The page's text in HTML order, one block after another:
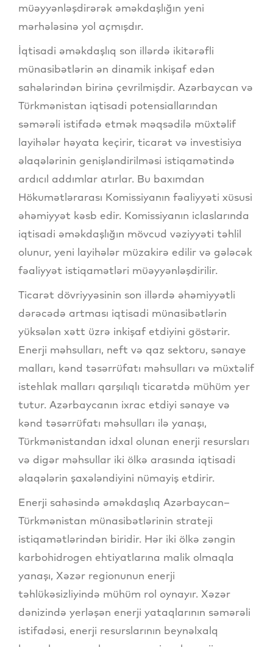
müəyyənləşdirərək əməkdaşlığın yeni
mərhələsinə yol açmışdır.
İqtisadi əməkdaşlıq son illərdə ikitərəfli
münasibətlərin ən dinamik inkişaf edən
sahələrindən birinə çevrilmişdir. Azərbaycan və
Türkmənistan iqtisadi potensiallarından
səmərəli istifadə etmək məqsədilə müxtəlif
layihələr həyata keçirir, ticarət və investisiya
əlaqələrinin genişləndirilməsi istiqamətində
ardıcıl addımlar atırlar. Bu baxımdan
Hökumətlərarası Komissiyanın fəaliyyəti xüsusi
əhəmiyyət kəsb edir. Komissiyanın iclaslarında
iqtisadi əməkdaşlığın mövcud vəziyyəti təhlil
olunur, yeni layihələr müzakirə edilir və gələcək
fəaliyyət istiqamətləri müəyyənləşdirilir.
Ticarət dövriyyəsinin son illərdə əhəmiyyətli
dərəcədə artması iqtisadi münasibətlərin
yüksələn xətt üzrə inkişaf etdiyini göstərir.
Enerji məhsulları, neft və qaz sektoru, sənaye
malları, kənd təsərrüfatı məhsulları və müxtəlif
istehlak malları qarşılıqlı ticarətdə mühüm yer
tutur. Azərbaycanın ixrac etdiyi sənaye və
kənd təsərrüfatı məhsulları ilə yanaşı,
Türkmənistandan idxal olunan enerji resursları
və digər məhsullar iki ölkə arasında iqtisadi
əlaqələrin şaxələndiyini nümayiş etdirir.
Enerji sahəsində əməkdaşlıq Azərbaycan–
Türkmənistan münasibətlərinin strateji
istiqamətlərindən biridir. Hər iki ölkə zəngin
karbohidrogen ehtiyatlarına malik olmaqla
yanaşı, Xəzər regionunun enerji
təhlükəsizliyində mühüm rol oynayır. Xəzər
dənizində yerləşən enerji yataqlarının səmərəli
istifadəsi, enerji resurslarının beynəlxalq